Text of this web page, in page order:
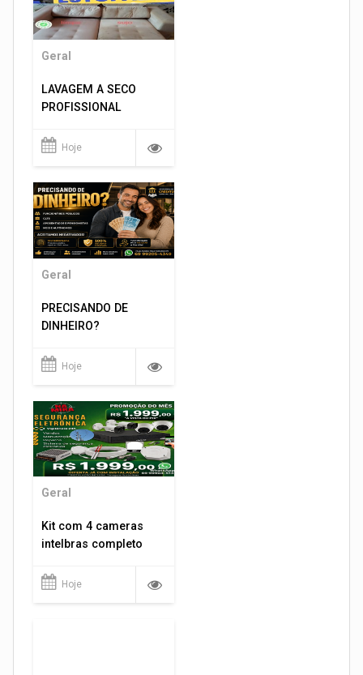
Geral
LAVAGEM A SECO
PROFISSIONAL
Hoje
Geral
PRECISANDO DE
DINHEIRO?
Hoje
Geral
Kit com 4 cameras
intelbras completo
Hoje